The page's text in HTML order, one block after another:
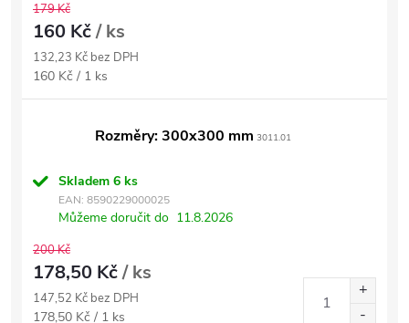
179 Kč
160 Kč/ ks
132,23 Kč bez DPH
Měrná
cena:
160 Kč / 1 ks
Rozměry: 300x300 mm 3011.01
Skladem 6 ks
EAN: 8590229000025
Můžeme doručit do 11.8.2026
200 Kč
178,50 Kč/ ks
147,52 Kč bez DPH
Měrná
178,50 Kč / 1 ks